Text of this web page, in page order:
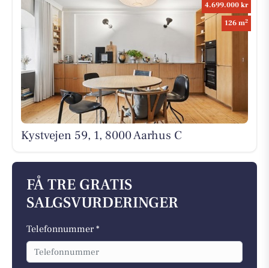
4.699.000 kr
126 m2
Kystvejen 59, 1, 8000 Aarhus C
FÅ TRE GRATIS
SALGSVURDERINGER
Telefonnummer *